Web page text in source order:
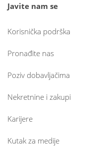
Javite nam se
Korisnička podrška
Pronađite nas
Poziv dobavljačima
Nekretnine i zakupi
Karijere
Kutak za medije